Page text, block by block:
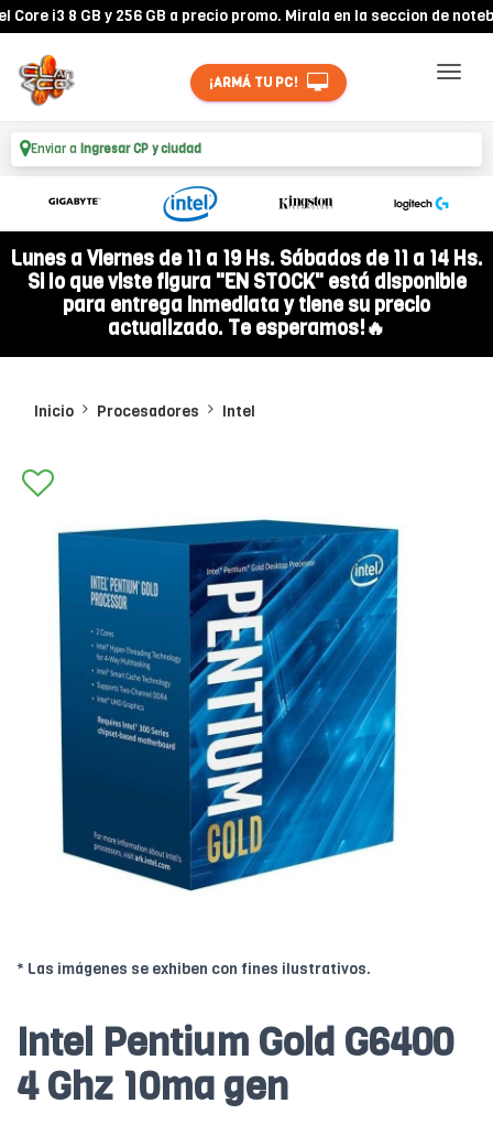
8 GB y 256 GB a precio promo. Mirala en la seccion de notebooks!
¡ARMÁ TU PC!
Enviar a Ingresar CP y ciudad
Lunes a Viernes de 11 a 19 Hs. Sábados de 11 a 14 Hs.
Si lo que viste figura "EN STOCK" está disponible
para entrega inmediata y tiene su precio
actualizado. Te esperamos!🔥
Inicio Procesadores Intel
* Las imágenes se exhiben con fines ilustrativos.
Intel Pentium Gold G6400
4 Ghz 10ma gen